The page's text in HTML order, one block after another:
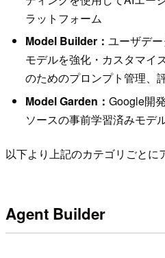
ラットフォーム
Model Builder： ユーザデ
モデルを強化・カスタマイ
のためのプロンプト管理、
Model Garden： Google開
ソースの事前学習済みモデ
以下より上記のカテゴリごとに
Agent Builder